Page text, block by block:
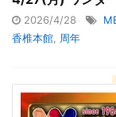
2026/4/28
香椎本館, 周年